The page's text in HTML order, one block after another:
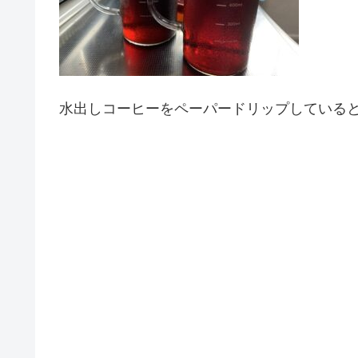
水出しコーヒーをペーパードリップしている